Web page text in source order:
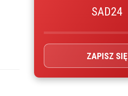
SAD24
ZAPISZ SIĘ